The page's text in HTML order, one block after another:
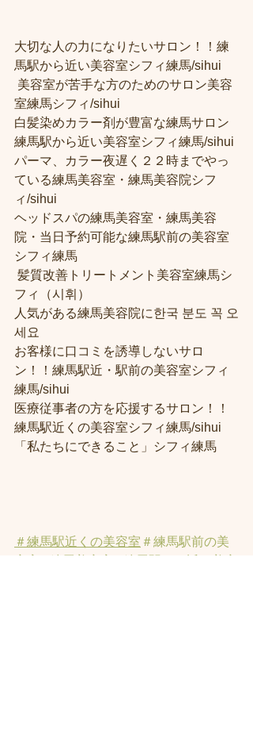
大切な人の力になりたいサロン！！練
馬駅から近い美容室シフィ練馬/sihui
室練馬シフィ/sihui
白髪染めカラー剤が豊富な練馬サロン
練馬駅から近い美容室シフィ練馬/sihui
パーマ、カラー夜遅く２２時までやっ
ている練馬美容室・練馬美容院シフ
ィ/sihui
ヘッドスパの練馬美容室・練馬美容
院・当日予約可能な練馬駅前の美容室
シフィ練馬
フィ（시휘）
人気がある練馬美容院に한국 분도 꼭 오
세요
お客様に口コミを誘導しないサロ
ン！！練馬駅近・駅前の美容室シフィ
練馬/sihui
医療従事者の方を応援するサロン！！
練馬駅近くの美容室シフィ練馬/sihui
「私たちにできること」シフィ練馬
＃練馬駅近くの美容室 ＃練馬駅前の美